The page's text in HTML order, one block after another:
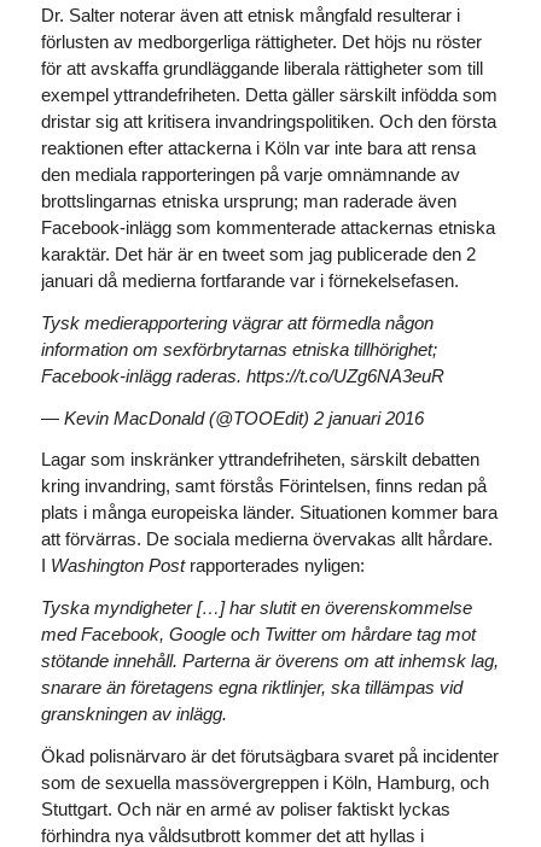
Dr. Salter noterar även att etnisk mångfald resulterar i
förlusten av medborgerliga rättigheter. Det höjs nu röster
för att avskaffa grundläggande liberala rättigheter som till
exempel yttrandefriheten. Detta gäller särskilt infödda som
dristar sig att kritisera invandringspolitiken. Och den första
reaktionen efter attackerna i Köln var inte bara att rensa
den mediala rapporteringen på varje omnämnande av
brottslingarnas etniska ursprung; man raderade även
Facebook-inlägg som kommenterade attackernas etniska
karaktär. Det här är en tweet som jag publicerade den 2
januari då medierna fortfarande var i förnekelsefasen.
Tysk medierapportering vägrar att förmedla någon
information om sexförbrytarnas etniska tillhörighet;
Facebook-inlägg raderas. https://t.co/UZg6NA3euR
— Kevin MacDonald (@TOOEdit) 2 januari 2016
Lagar som inskränker yttrandefriheten, särskilt debatten
kring invandring, samt förstås Förintelsen, finns redan på
plats i många europeiska länder. Situationen kommer bara
att förvärras. De sociala medierna övervakas allt hårdare.
I Washington Postrapporterades nyligen:
Tyska myndigheter […] har slutit en överenskommelse
med Facebook, Google och Twitter om hårdare tag mot
stötande innehåll. Parterna är överens om att inhemsk lag,
snarare än företagens egna riktlinjer, ska tillämpas vid
granskningen av inlägg.
Ökad polisnärvaro är det förutsägbara svaret på incidenter
som de sexuella massövergreppen i Köln, Hamburg, och
Stuttgart. Och när en armé av poliser faktiskt lyckas
förhindra nya våldsutbrott kommer det att hyllas i